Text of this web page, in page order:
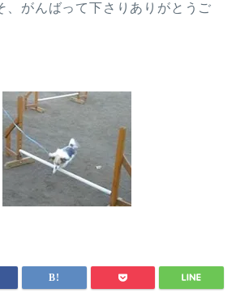
、がんばって下さりありがとうご